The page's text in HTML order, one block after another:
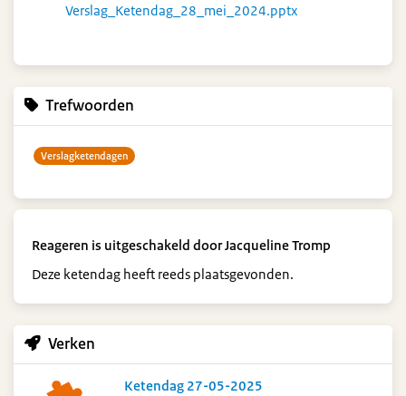
Verslag_Ketendag_28_mei_2024.pptx
Trefwoorden
Verslagketendagen
Reageren is uitgeschakeld door Jacqueline Tromp
Deze ketendag heeft reeds plaatsgevonden.
Verken
Ketendag 27-05-2025